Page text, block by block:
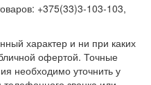
+375(33)3-103-103,
характер и ни при каких
офертой. Точные
необходимо уточнить у